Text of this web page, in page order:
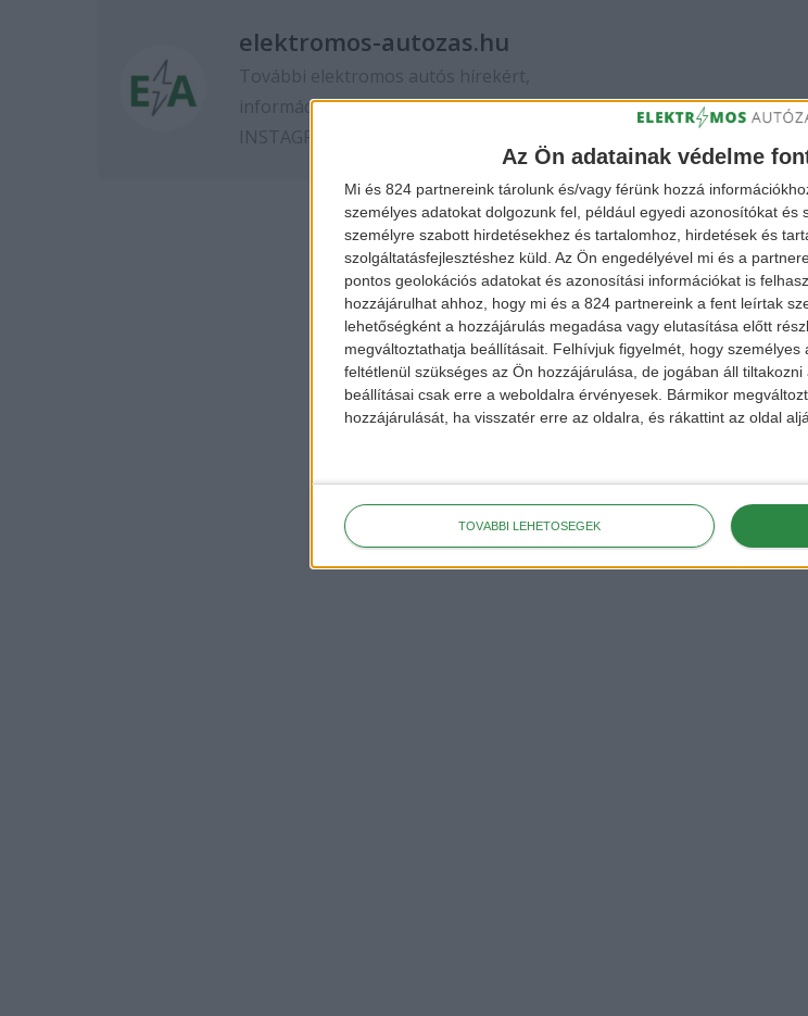
Az Ön adatainak védelme
Mi és 824 partnereink tárolunk és/vagy férünk hozzá
személyes adatokat dolgozunk fel, például egyedi azonosítókat
személyre szabott hirdetésekhez és tartalomhoz, hirdetések és
szolgáltatásfejlesztéshez küld. Az Ön engedélyével mi és a
pontos geolokációs adatokat és azonosítási információkat is
hozzájárulhat ahhoz, hogy mi és a 824 partnereink a fent leírtak
lehetőségként a hozzájárulás megadása vagy elutasítása előtt
megváltoztathatja beállításait. Felhívjuk figyelmét, hogy
feltétlenül szükséges az Ön hozzájárulása, de jogában áll
beállításai csak erre a weboldalra érvényesek. Bármikor
hozzájárulását, ha visszatér erre az oldalra, és rákattint az oldal
TOVÁBBI LEHETŐSÉGEK
elektromos-autozas.hu
További elektromos autós hírekért,
információkért kövess minket aFACEBOOKés
INSTAGRAM